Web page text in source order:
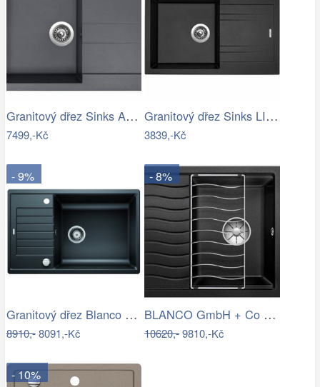
Granitový dřez Sinks AMANDA 780 Titanium
7499,-Kč
Granitový dřez Sinks LINEA 780 N…
3839,-Kč
- 9%
Granitový dřez Blanco ZIA XL 6 S…
8910,-8091,-Kč
- 8%
BLANCO GmbH + Co KG Granitový dřez…
10620,-9810,-Kč
- 10%